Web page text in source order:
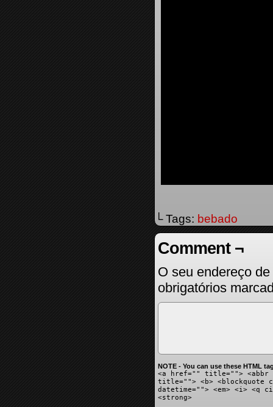
└ Tags: bebado
Comment ¬
O seu endereço
obrigatórios
NOTE - You can use these HTML
<a href="" title=""> <abbr
title=""> <b> <blockquote
datetime=""> <em> <i> <q
<strong>